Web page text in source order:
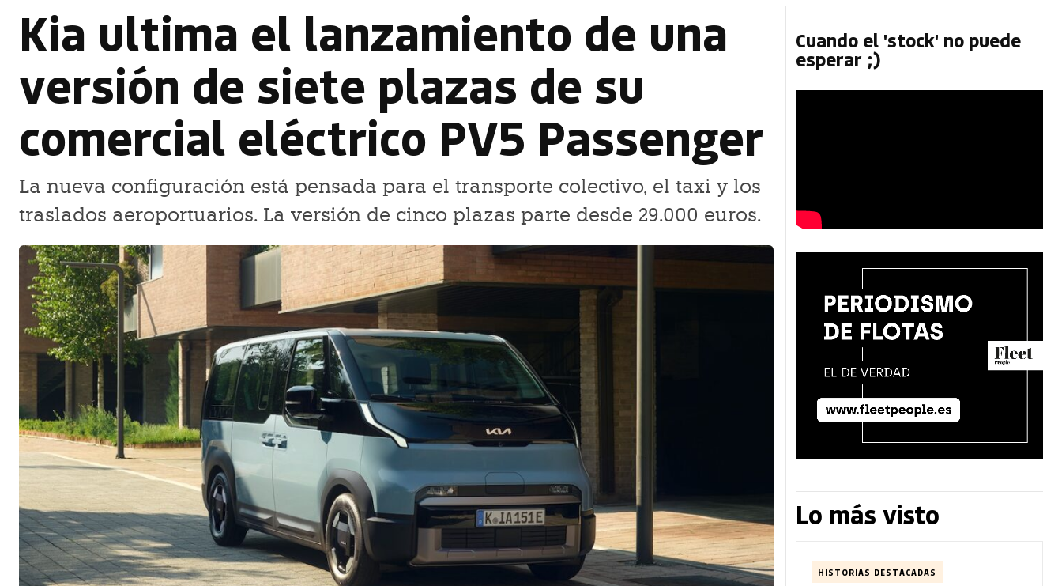
Kia ultima el lanzamiento de una
versión de siete plazas de su
comercial eléctrico PV5 Passenger
La nueva configuración está pensada para el transporte colectivo, el taxi y los
traslados aeroportuarios. La versión de cinco plazas parte desde 29.000 euros.
Cuando el 'stock' no puede
esperar ;)
Lo más visto
HISTORIAS DESTACADAS